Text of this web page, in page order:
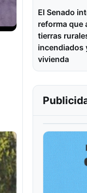
El Senado
reforma que
tierras
incendiados
vivienda